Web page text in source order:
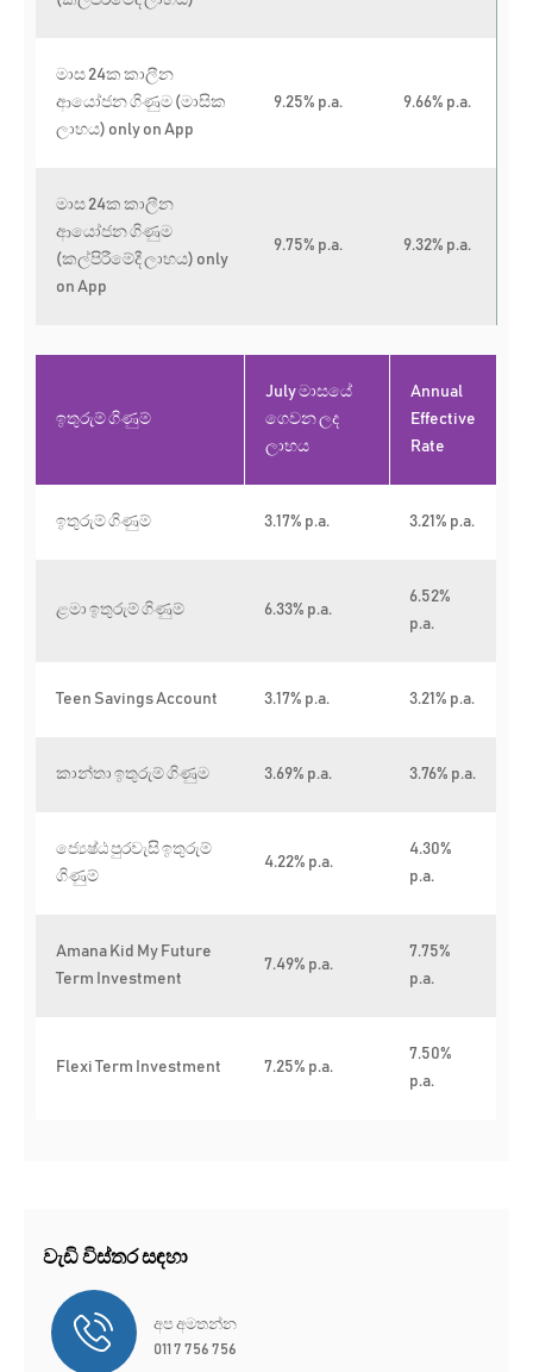
මාස 24ක කාලීන
ආයෝජන ගිණුම (මාසික
ලාභය) only on App
9.25% p.a. 9.66% p.a.
මාස 24ක කාලීන
ආයෝජන ගිණුම
(කල්පිරීමේදී ලාභය) only
on App
9.75% p.a. 9.32% p.a.
ඉතුරුම් ගිණුම්
July මාසයේ
ගෙවන ලද
ලාභය
Annual
Effective
Rate
ඉතුරුම් ගිණුම් 3.17% p.a. 3.21% p.a.
ළමා ඉතුරුම් ගිණුම් 6.33% p.a.
6.52%
p.a.
Teen Savings Account 3.17% p.a. 3.21% p.a.
කාන්තා ඉතුරුම් ගිණුම 3.69% p.a. 3.76% p.a.
ජ්‍යෙෂ්ඨ පුරවැසි ඉතුරුම්
ගිණුම්
4.22% p.a.
4.30%
p.a.
Amana Kid My Future
Term Investment
7.49% p.a.
7.75%
p.a.
Flexi Term Investment 7.25% p.a.
7.50%
p.a.
වැඩි විස්තර සඳහා
අප අමතන්න
011 7 756 756